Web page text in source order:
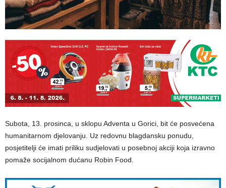
Subota, 13. prosinca, u sklopu Adventa u Gorici, bit će posvećena
humanitarnom djelovanju. Uz redovnu blagdansku ponudu,
posjetitelji će imati priliku sudjelovati u posebnoj akciji koja izravno
pomaže socijalnom dućanu Robin Food.